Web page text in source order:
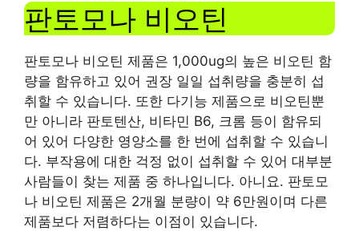
판토모나 비오틴
판토모나 비오틴 제품은 1,000ug의 높은 비오틴 함
량을 함유하고 있어 권장 일일 섭취량을 충분히 섭
취할 수 있습니다. 또한 다기능 제품으로 비오틴뿐
만 아니라 판토텐산, 비타민 B6, 크롬 등이 함유되
어 있어 다양한 영양소를 한 번에 섭취할 수 있습니
다. 부작용에 대한 걱정 없이 섭취할 수 있어 대부분
사람들이 찾는 제품 중 하나입니다. 아니요. 판토모
나 비오틴 제품은 2개월 분량이 약 6만원이며 다른
제품보다 저렴하다는 이점이 있습니다.